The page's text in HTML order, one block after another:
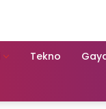
Tekno